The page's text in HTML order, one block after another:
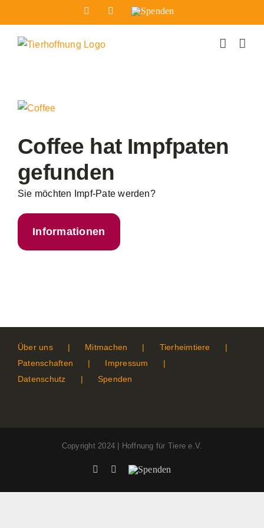
Inhalt
springen
FacebookInstagram
Spenden
Zeige
Bild
Coffee hat Impfpaten
gefunden
Sie möchten Impf-Pate werden?
Informationen
Über uns Mitmachen
Tierheimtiere
Patenschaften
Impressum
Datenschutz
Spenden
Copyright 2024 | Hoffnung für Tiere e.V.
FacebookInstagram
Spenden